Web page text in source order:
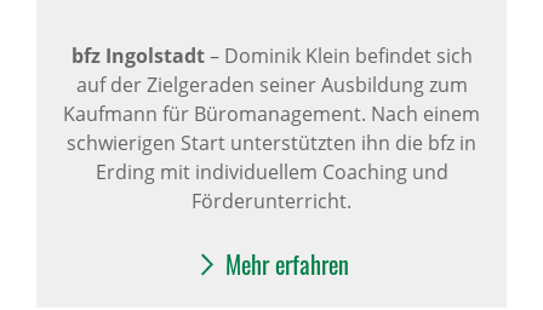
bfz Ingolstadt–Dominik Klein befindet sich
auf der Zielgeraden seiner Ausbildung zum
Kaufmann für Büromanagement. Nach einem
schwierigen Start unterstützten ihn die bfz in
Erding mit individuellem Coaching und
Förderunterricht.
Mehr erfahren